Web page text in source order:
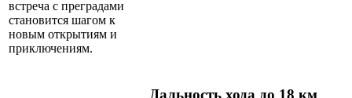
встреча с преградами
становится шагом к
новым открытиям и
приключениям.
Дальность хода до 18 км